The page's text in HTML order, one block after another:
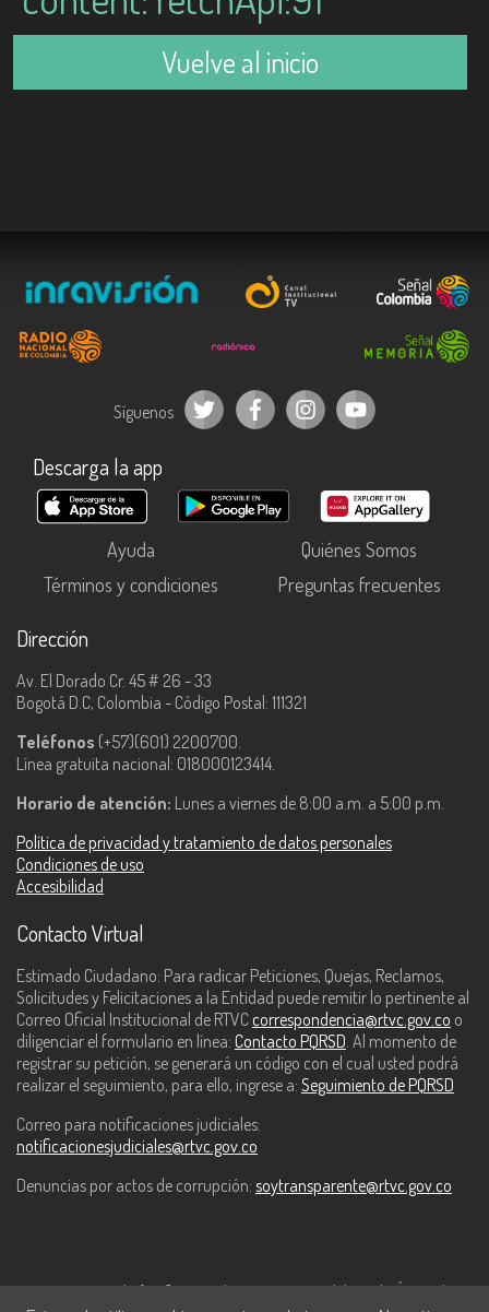
Vuelve al inicio
Síguenos
Descarga la app
Ayuda
Quiénes Somos
Términos y condiciones
Preguntas frecuentes
Dirección
Av. El Dorado Cr. 45 # 26 - 33
Bogotá D.C, Colombia - Código Postal: 111321
Teléfonos (+57)(601) 2200700.
Línea gratuita nacional: 018000123414.
Horario de atención: Lunes a viernes de 8:00 a.m. a 5:00 p.m.
Política de privacidad y tratamiento de datos personales
Condiciones de uso
Accesibilidad
Contacto Virtual
Estimado Ciudadano: Para radicar Peticiones, Quejas, Reclamos,
Solicitudes y Felicitaciones a la Entidad puede remitir lo pertinente al
Correo Oficial Institucional de RTVC correspondencia@rtvc.gov.co o
diligenciar el formulario en línea: Contacto PQRSD . Al momento de
registrar su petición, se generará un código con el cual usted podrá
realizar el seguimiento, para ello, ingrese a: Seguimiento de PQRSD
Correo para notificaciones judiciales:
notificacionesjudiciales@rtvc.gov.co
Denuncias por actos de corrupción: soytransparente@rtvc.gov.co
Este contenido fue financiado con recursos del Fondo Único de